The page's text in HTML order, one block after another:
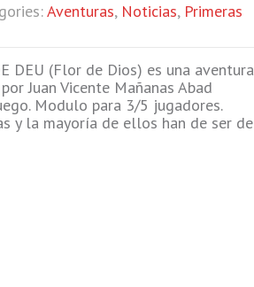
Aventuras, Noticias, Primeras
DEU (Flor de Dios) es una aventura
Juan Vicente Mañanas Abad
Modulo para 3/5 jugadores.
y la mayoría de ellos han de ser de